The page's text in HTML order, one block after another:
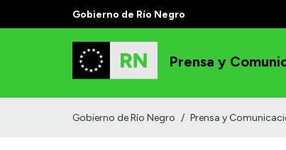
Gobierno de Río Negro
Prensa y
Gobierno de Río Negro / Prensa y